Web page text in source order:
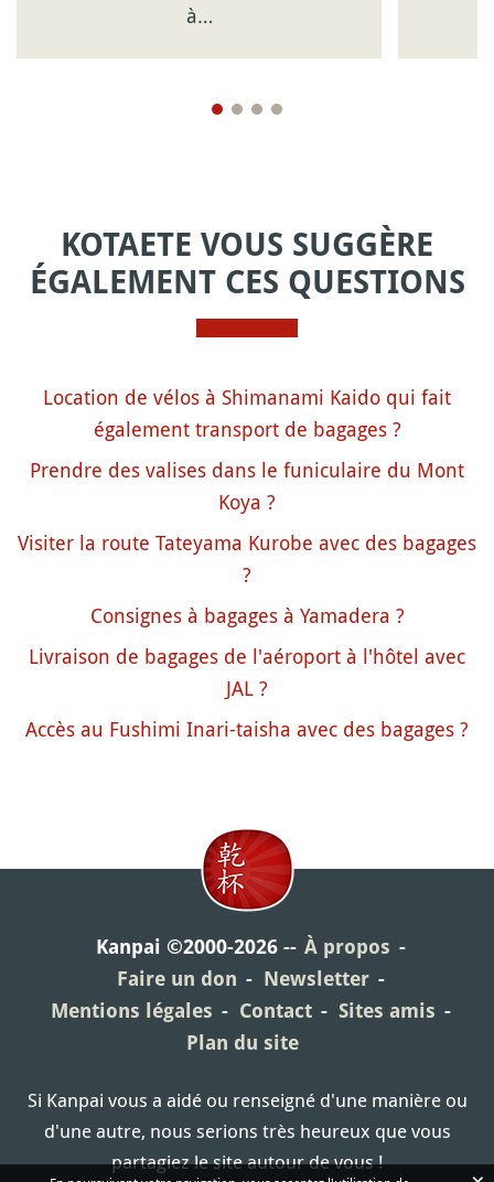
à…
KOTAETE VOUS SUGGÈRE
ÉGALEMENT CES QUESTIONS
Location de vélos à Shimanami Kaido qui fait
également transport de bagages ?
Prendre des valises dans le funiculaire du Mont
Koya ?
Visiter la route Tateyama Kurobe avec des bagages
?
Consignes à bagages à Yamadera ?
Livraison de bagages de l'aéroport à l'hôtel avec
JAL ?
Accès au Fushimi Inari-taisha avec des bagages ?
Kanpai ©2000-2026
À propos
Faire un don
Newsletter
Mentions légales
Contact
Sites amis
Plan du site
Si Kanpai vous a aidé ou renseigné d'une manière ou
d'une autre, nous serions très heureux que vous
partagiez le site autour de vous !